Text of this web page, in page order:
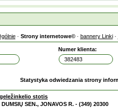
· Strony internetowe©· bannery Linki·
Numer klienta:
Statystyka odwiedzania strony
stotis
SEN., JONAVOS R. - (349) 20300